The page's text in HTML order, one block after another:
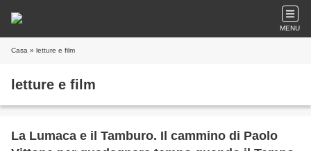
MENU
Casa » letture e film
letture e film
La Lumaca e il Tamburo. Il cammino di Paolo